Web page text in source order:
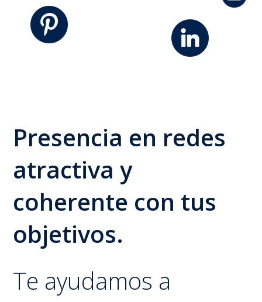
Presencia en redes
atractiva y
coherente con tus
objetivos.
Te ayudamos a